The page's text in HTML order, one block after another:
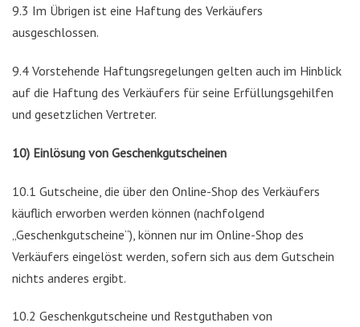
9.3 Im Übrigen ist eine Haftung des Verkäufers
ausgeschlossen.
9.4 Vorstehende Haftungsregelungen gelten auch im Hinblick
auf die Haftung des Verkäufers für seine Erfüllungsgehilfen
und gesetzlichen Vertreter.
10) Einlösung von Geschenkgutscheinen
10.1 Gutscheine, die über den Online-Shop des Verkäufers
käuflich erworben werden können (nachfolgend
„Geschenkgutscheine“), können nur im Online-Shop des
Verkäufers eingelöst werden, sofern sich aus dem Gutschein
nichts anderes ergibt.
10.2 Geschenkgutscheine und Restguthaben von